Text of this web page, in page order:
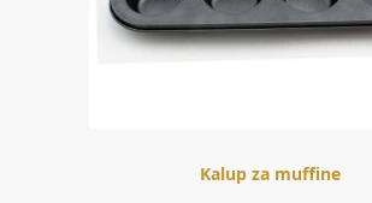
Kalup za muffine